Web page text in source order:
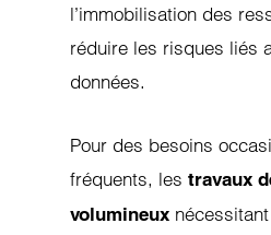
l’immobilisation des
réduire les risques liés
données.
Pour des besoins
fréquents, lestravaux
volumineux